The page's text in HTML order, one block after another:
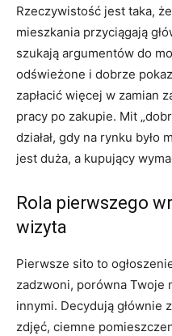
Rzeczywistość jest taka,
mieszkania przyciągają
szukają argumentów do
odświeżone i dobrze
zapłacić więcej w zamian
pracy po zakupie. Mit
działał, gdy na rynku było
jest duża, a kupujący
Rola pierwszego
wizyta
Pierwsze sito to
zadzwoni, porówna Twoje
innymi. Decydują głównie
zdjęć, ciemne